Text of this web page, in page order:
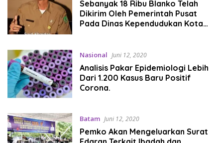
Sebanyak 18 Ribu Blanko Telah
Dikirim Oleh Pemerintah Pusat
Pada Dinas Kependudukan Kota
Nasional Juni 12, 2020
Analisis Pakar Epidemiologi Lebih
Dari 1.200 Kasus Baru Positif
Corona.
Batam Juni 12, 2020
Pemko Akan Mengeluarkan Surat